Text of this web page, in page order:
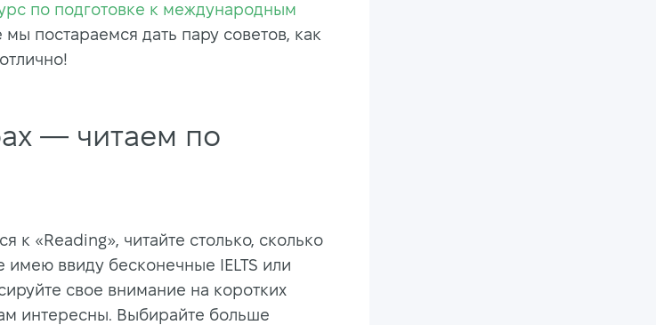
по подготовке к международным
мы постараемся дать пару советов, как
— читаем по
к «Reading», читайте столько, сколько
имею ввиду бесконечные IELTS или
свое внимание на коротких
интересны. Выбирайте больше